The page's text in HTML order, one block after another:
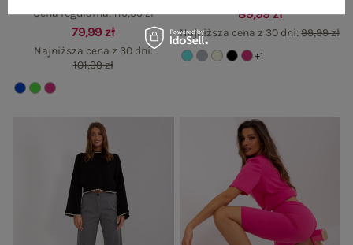
79,99 zł
Najniższa cena z 30 dni:
101,99 zł
Cena regularna:119,99 zł 89,99 zł
Najniższa cena z 30 dni:99,99 zł
+1